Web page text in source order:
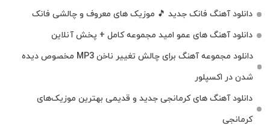
دانلود آهنگ فانک جدید 🎵 موزیک‌ های معروف و چالشی فانک
دانلود آهنگ های عمو امید مجموعه کامل + پخش آنلاین
دانلود مجموعه آهنگ برای چالش تغییر ناخن MP3 مخصوص دیده
شدن در اکسپلور
دانلود آهنگ‌ های کرمانجی جدید و قدیمی بهترین موزیک‌های
کرمانجی